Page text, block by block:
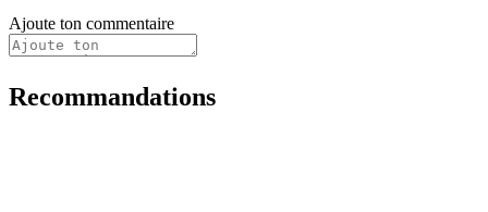
Ajoute ton commentaire
Recommandations